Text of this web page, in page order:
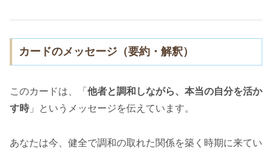
カードのメッセージ（要約・解釈）
このカードは、「 他者と調和しながら、本当の自分を活か
す時」というメッセージを伝えています。
あなたは今、健全で調和の取れた関係を築く時期に来てい